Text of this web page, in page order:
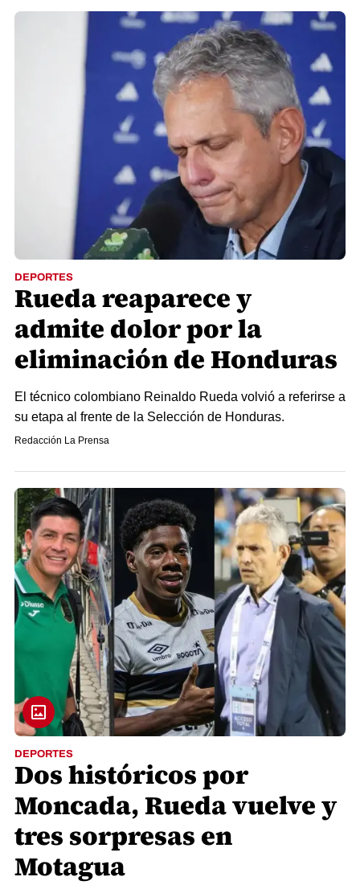
DEPORTES
Rueda reaparece y
admite dolor por la
eliminación de Honduras
El técnico colombiano Reinaldo Rueda volvió a referirse a
su etapa al frente de la Selección de Honduras.
Redacción La Prensa
DEPORTES
Dos históricos por
Moncada, Rueda vuelve y
tres sorpresas en
Motagua